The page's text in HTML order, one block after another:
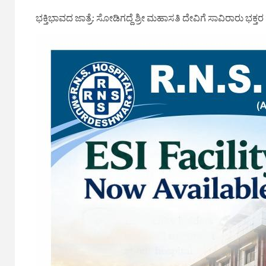
ಭಕ್ತಿಭಾವದ ಜಾತ್ರೆ: ಸೋಡಿಗದ್ದೆ ಶ್ರೀ ಮಹಾಸತಿ ದೇವಿಗೆ ಸಾವಿರಾರು